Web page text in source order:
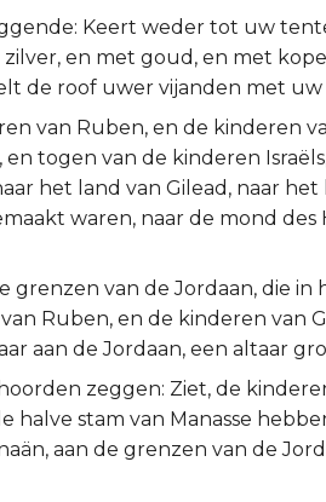
Keert weder tot uw
en met goud, en met
de roof uwer vijanden met
van Ruben, en de kinderen
en togen van de kinderen
het land van Gilead, naar
waren, naar de mond des
grenzen van de Jordaan, die in
Ruben, en de kinderen van
aan de Jordaan, een altaar
zeggen: Ziet, de
halve stam van Manasse
aan de grenzen van de